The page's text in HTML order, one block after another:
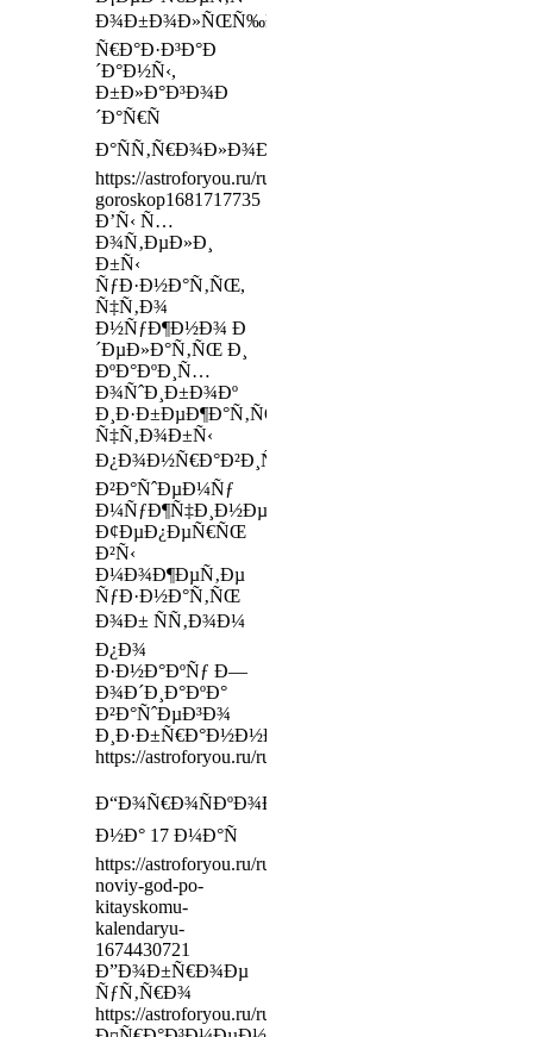
Ð¾Ð±Ð¾Ð»ÑŒÑ‰ÐµÐ½Ð¸Ñ
Ñ€Ð°Ð·Ð³Ð°Ð
´Ð°Ð½Ñ‹,
Ð±Ð»Ð°Ð³Ð¾Ð
´Ð°Ñ€Ñ
Ð°ÑÑ‚Ñ€Ð¾Ð»Ð¾Ð³Ð¸Ð¸
https://astroforyou.ru/ru/articles/solyarniy-
goroskop1681717735
Ð’Ñ‹ Ñ…
Ð¾Ñ‚ÐµÐ»Ð¸
Ð±Ñ‹
ÑƒÐ·Ð½Ð°Ñ‚ÑŒ,
Ñ‡Ñ‚Ð¾
Ð½ÑƒÐ¶Ð½Ð¾ Ð
´ÐµÐ»Ð°Ñ‚ÑŒ Ð¸
ÐºÐ°ÐºÐ¸Ñ…
Ð¾ÑˆÐ¸Ð±Ð¾Ðº
Ð¸Ð·Ð±ÐµÐ¶Ð°Ñ‚ÑŒ,
Ñ‡Ñ‚Ð¾Ð±Ñ‹
Ð¿Ð¾Ð½Ñ€Ð°Ð²Ð¸Ñ‚ÑŒÑÑ
Ð²Ð°ÑˆÐµÐ¼Ñƒ
Ð¼ÑƒÐ¶Ñ‡Ð¸Ð½Ðµ?
Ð¢ÐµÐ¿ÐµÑ€ÑŒ
Ð²Ñ‹
Ð¼Ð¾Ð¶ÐµÑ‚Ðµ
ÑƒÐ·Ð½Ð°Ñ‚ÑŒ
Ð¾Ð± ÑÑ‚Ð¾Ð¼
Ð¿Ð¾
Ð·Ð½Ð°ÐºÑƒ Ð—
Ð¾Ð´Ð¸Ð°ÐºÐ°
Ð²Ð°ÑˆÐµÐ³Ð¾
Ð¸Ð·Ð±Ñ€Ð°Ð½Ð½Ð¸ÐºÐ°
https://astroforyou.ru/ru/reviews
Ð“Ð¾Ñ€Ð¾ÑÐºÐ¾Ð¿
Ð½Ð° 17 Ð¼Ð°Ñ
https://astroforyou.ru/ru/learning/lesson/nastupil-
noviy-god-po-
kitayskomu-
kalendaryu-
1674430721
Ð”Ð¾Ð±Ñ€Ð¾Ðµ
ÑƒÑ‚Ñ€Ð¾
https://astroforyou.ru/ru/webinar/38